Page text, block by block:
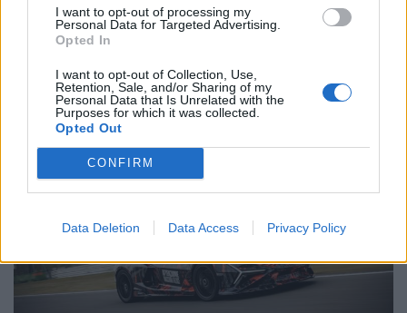
I want to opt-out of processing my
Personal Data for Targeted Advertising.
Opted In
I want to opt-out of Collection, Use,
Retention, Sale, and/or Sharing of my
Personal Data that Is Unrelated with the
Purposes for which it was collected.
Opted Out
CONFIRM
Data Deletion Data Access Privacy Policy
Audi criou o Nuvolari em tempo recorde e
promete mais
VIRGILIO MACHADO 06/08/2026